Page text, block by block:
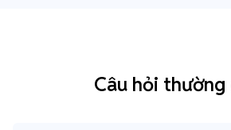
Câu hỏi thường